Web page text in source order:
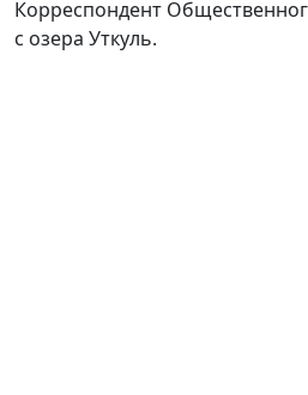
Корреспондент
с озера Уткуль.